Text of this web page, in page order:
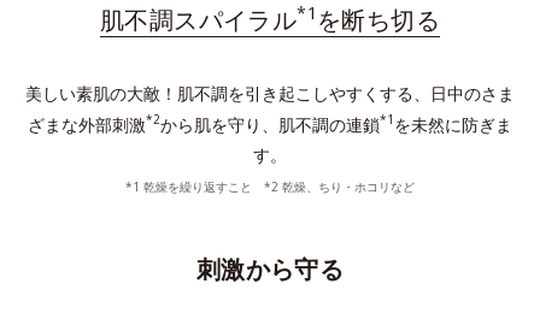
肌不調スパイラル*1 を断ち切る
美しい素肌の大敵！肌不調を引き起こしやすくする、日中のさま
ざまな外部刺激*2から肌を守り、肌不調の連鎖*1 を未然に防ぎま
す。
*1 乾燥を繰り返すこと *2 乾燥、ちり・ホコリなど
刺激から守る